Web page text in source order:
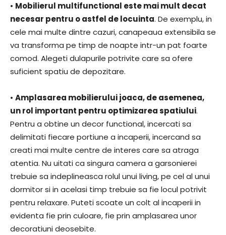
• Mobilierul multifunctional este mai mult decat
necesar pentru o astfel de locuinta. De exemplu, in
cele mai multe dintre cazuri, canapeaua extensibila se
va transforma pe timp de noapte intr-un pat foarte
comod. Alegeti dulapurile potrivite care sa ofere
suficient spatiu de depozitare.
• Amplasarea mobilierului joaca, de asemenea,
un rol important pentru optimizarea spatiului.
Pentru a obtine un decor functional, incercati sa
delimitati fiecare portiune a incaperii, incercand sa
creati mai multe centre de interes care sa atraga
atentia. Nu uitati ca singura camera a garsonierei
trebuie sa indeplineasca rolul unui living, pe cel al unui
dormitor si in acelasi timp trebuie sa fie locul potrivit
pentru relaxare. Puteti scoate un colt al incaperii in
evidenta fie prin culoare, fie prin amplasarea unor
decoratiuni deosebite.